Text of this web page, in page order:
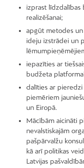
izprast līdzdalības
realizēšanai;
apgūt metodes un
ideju izstrādei un
iepazīties ar
budžeta
dalīties ar pieredzi
piemēriem
un Eiropā.
Mācībām aicināti
nevalstiskajām
pašpārvalžu
kā arī politikas
Latvijas